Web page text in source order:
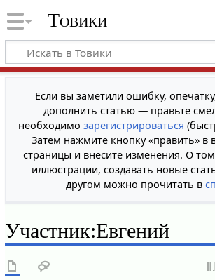
Товики
Если вы заметили ошибку,
дополнить статью — правьте
необходимо зарегистрироваться
Затем нажмите кнопку «править» в
страницы и внесите изменения. О
иллюстрации, создавать новые
другом можно прочитать в
Участник:Евгений